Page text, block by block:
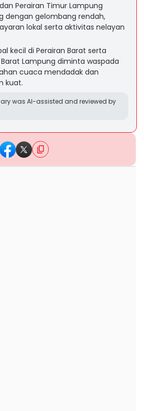
Perairan Timur Lampung
dengan gelombang rendah,
lokal serta aktivitas nelayan
kecil di Perairan Barat serta
Lampung diminta waspada
cuaca mendadak dan
kuat.
was AI-assisted and reviewed by